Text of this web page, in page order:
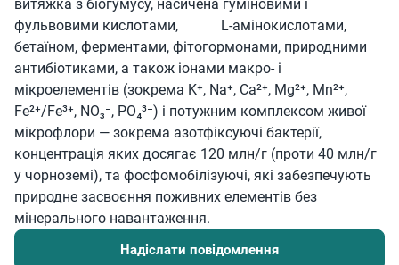
витяжка з біогумусу, насичена гуміновими і
фульвовими кислотами, L-амінокислотами,
бетаїном, ферментами, фітогормонами, природними
антибіотиками, а також іонами макро- і
мікроелементів (зокрема K⁺, Na⁺, Ca²⁺, Mg²⁺, Mn²⁺,
Fe²⁺/Fe³⁺, NO₃⁻, PO₄³⁻) і потужним комплексом живої
мікрофлори — зокрема азотфіксуючі бактерії,
концентрація яких досягає 120 млн/г (проти 40 млн/г
у чорноземі), та фосфомобілізуючі, які забезпечують
природне засвоєння поживних елементів без
мінерального навантаження.
Надіслати повідомлення